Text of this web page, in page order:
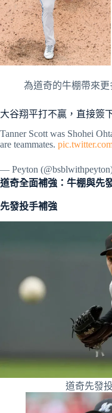
為道奇的牛棚帶來更
大谷翔平打不贏，直接簽
Tanner Scott was Shohei
are teammates.
— Peyton
道奇全面補強：牛棚與先
先發投手補強
道奇先發